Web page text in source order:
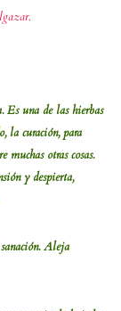
Es una de las hierbas
la curación, para
otras cosas.
y despierta,
Aleja